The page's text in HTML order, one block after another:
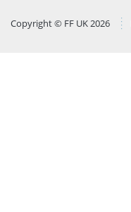
Copyright © FF UK 2026